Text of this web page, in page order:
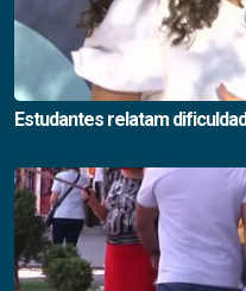
Estudantes relatam